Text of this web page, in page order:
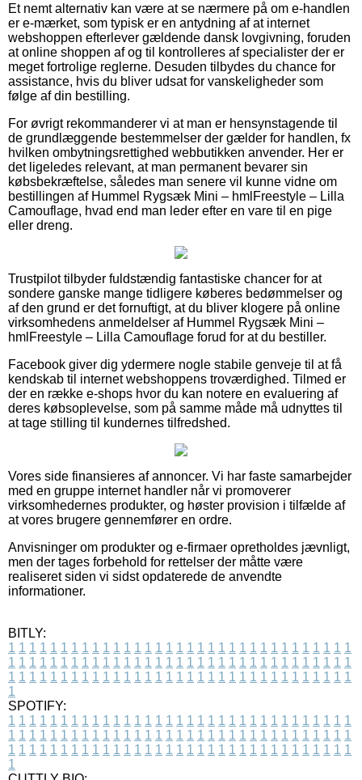
Et nemt alternativ kan være at se nærmere på om e-handlen
er e-mærket, som typisk er en antydning af at internet
webshoppen efterlever gældende dansk lovgivning, foruden
at online shoppen af og til kontrolleres af specialister der er
meget fortrolige reglerne. Desuden tilbydes du chance for
assistance, hvis du bliver udsat for vanskeligheder som
følge af din bestilling.
For øvrigt rekommanderer vi at man er hensynstagende til
de grundlæggende bestemmelser der gælder for handlen, fx
hvilken ombytningsrettighed webbutikken anvender. Her er
det ligeledes relevant, at man permanent bevarer sin
købsbekræftelse, således man senere vil kunne vidne om
bestillingen af Hummel Rygsæk Mini – hmlFreestyle – Lilla
Camouflage, hvad end man leder efter en vare til en pige
eller dreng.
Trustpilot tilbyder fuldstændig fantastiske chancer for at
sondere ganske mange tidligere køberes bedømmelser og
af den grund er det fornuftigt, at du bliver klogere på online
virksomhedens anmeldelser af Hummel Rygsæk Mini –
hmlFreestyle – Lilla Camouflage forud for at du bestiller.
Facebook giver dig ydermere nogle stabile genveje til at få
kendskab til internet webshoppens troværdighed. Tilmed er
der en række e-shops hvor du kan notere en evaluering af
deres købsoplevelse, som på samme måde må udnyttes til
at tage stilling til kundernes tilfredshed.
Vores side finansieres af annoncer. Vi har faste samarbejder
med en gruppe internet handler når vi promoverer
virksomhedernes produkter, og høster provision i tilfælde af
at vores brugere gennemfører en ordre.
Anvisninger om produkter og e-firmaer opretholdes jævnligt,
men der tages forbehold for rettelser der måtte være
realiseret siden vi sidst opdaterede de anvendte
informationer.
BITLY:
1 1 1 1 1 1 1 1 1 1 1 1 1 1 1 1 1 1 1 1 1 1 1 1 1 1 1 1 1 1 1 1 1
1 1 1 1 1 1 1 1 1 1 1 1 1 1 1 1 1 1 1 1 1 1 1 1 1 1 1 1 1 1 1 1 1
1 1 1 1 1 1 1 1 1 1 1 1 1 1 1 1 1 1 1 1 1 1 1 1 1 1 1 1 1 1 1 1 1
1
SPOTIFY:
1 1 1 1 1 1 1 1 1 1 1 1 1 1 1 1 1 1 1 1 1 1 1 1 1 1 1 1 1 1 1 1 1
1 1 1 1 1 1 1 1 1 1 1 1 1 1 1 1 1 1 1 1 1 1 1 1 1 1 1 1 1 1 1 1 1
1 1 1 1 1 1 1 1 1 1 1 1 1 1 1 1 1 1 1 1 1 1 1 1 1 1 1 1 1 1 1 1 1
1